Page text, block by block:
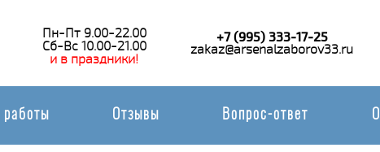
Пн-Пт 9.00-22.00
Сб-Вс 10.00-21.00
и в праздники!
+7 (995) 333-17-25
zakaz@arsenalzaborov33.ru
Отзывы Вопрос-ответ